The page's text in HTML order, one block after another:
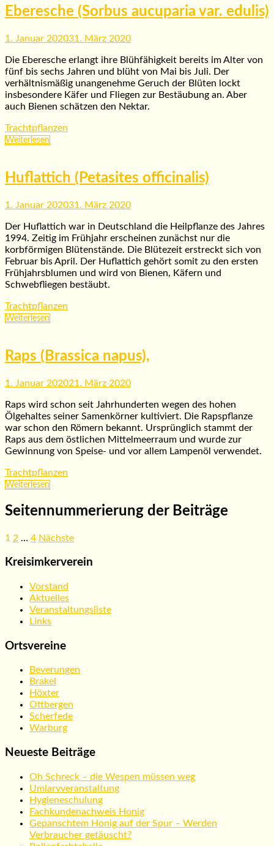
Eberesche (Sorbus aucuparia var. edulis)
1. Januar 202031. März 2020
Die Eberesche erlangt ihre Blühfähigkeit bereits im Alter von
fünf bis sechs Jahren und blüht von Mai bis Juli. Der
verhältnismäßig unangenehme Geruch der Blüten lockt
insbesondere Käfer und Fliegen zur Bestäubung an. Aber
auch Bienen schätzen den Nektar.
Trachtpflanzen
Weiterlesen
Huflattich (Petasites officinalis)
1. Januar 202031. März 2020
Der Huflattich war in Deutschland die Heilpflanze des Jahres
1994. Zeitig im Frühjahr erscheinen zunächst nur die
korbförmigen Blütenstände. Die Blütezeit erstreckt sich von
Februar bis April. Der Huflattich gehört somit zu den ersten
Frühjahrsblumen und wird von Bienen, Käfern und
Schwebfliegen bestäubt.
Trachtpflanzen
Weiterlesen
Raps (Brassica napus),
1. Januar 202021. März 2020
Raps wird schon seit Jahrhunderten wegen des hohen
Ölgehaltes seiner Samenkörner kultiviert. Die Rapspflanze
war schon den Römern bekannt. Ursprünglich stammt der
Raps aus dem östlichen Mittelmeerraum und wurde zur
Gewinnung von Speise- und vor allem Lampenöl verwendet.
Trachtpflanzen
Weiterlesen
Seitennummerierung der Beiträge
1 2 … 4 Nächste
Kreisimkerverein
Vorstand
Aktuelles
Veranstaltungsliste
Links
Ortsvereine
Beverungen
Brakel
Höxter
Ottbergen
Scherfede
Warburg
Neueste Beiträge
Oh Schreck – die Wespen müssen weg
Umlarvveranstaltung
Hygieneschulung
Fachkundenachweis Honig
Gepanschtem Honig auf der Spur – Werden
Verbraucher getäuscht?